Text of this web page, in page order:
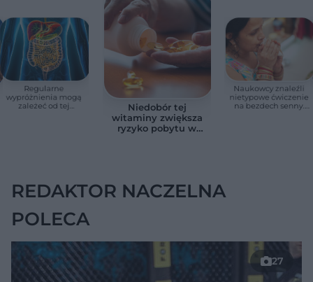
Regularne
wypróżnienia mogą
zależeć od tej
Niedobór tej
witaminy zwiększa
ryzyko pobytu w
Naukowcy znaleźli
nietypowe ćwiczenie
na bezdech senny.
REDAKTOR NACZELNA
POLECA
27